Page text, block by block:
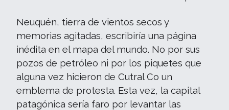
Neuquén, tierra de vientos secos y
memorias agitadas, escribiría una página
inédita en el mapa del mundo. No por sus
pozos de petróleo ni por los piquetes que
alguna vez hicieron de Cutral Co un
emblema de protesta. Esta vez, la capital
patagónica sería faro por levantar las